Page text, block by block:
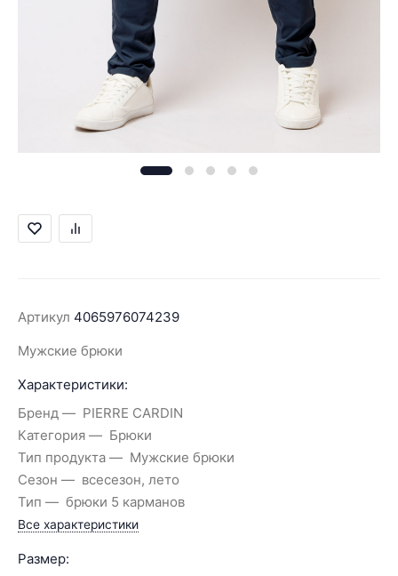
Артикул 4065976074239
Мужские брюки
Характеристики:
Бренд
PIERRE CARDIN
Категория
Брюки
Тип продукта
Мужские брюки
Сезон
всесезон, лето
Тип
брюки 5 карманов
Все характеристики
Размер: